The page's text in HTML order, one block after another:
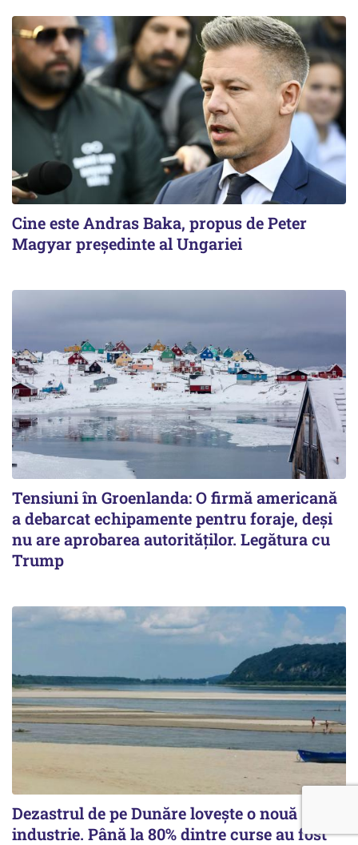
Cine este Andras Baka, propus de Peter
Magyar președinte al Ungariei
Tensiuni în Groenlanda: O firmă americană
a debarcat echipamente pentru foraje, deși
nu are aprobarea autorităților. Legătura cu
Trump
Dezastrul de pe Dunăre lovește o nouă
industrie. Până la 80% dintre curse au fost